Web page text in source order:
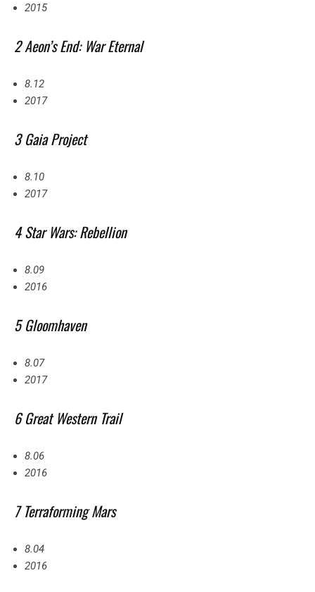
2015
2 Aeon’s End: War Eternal
8.12
2017
3 Gaia Project
8.10
2017
4 Star Wars: Rebellion
8.09
2016
5 Gloomhaven
8.07
2017
6 Great Western Trail
8.06
2016
7 Terraforming Mars
8.04
2016